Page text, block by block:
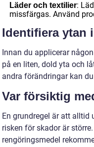
Läder och textilier:
missfärgas. Använd
Identifiera ytan
Innan du applicerar
på en liten, dold yta och
andra förändringar kan
Var försiktig
En grundregel är att alltid
risken för skador är
rengöringsmedel